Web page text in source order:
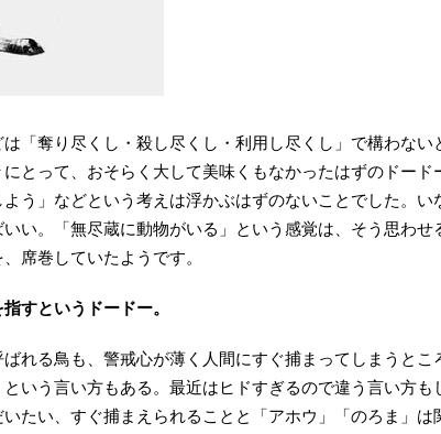
「奪り尽くし・殺し尽くし・利用し尽くし」で構わない
とって、おそらく大して美味くもなかったはずのドード
よう」などという考えは浮かぶはずのないことでした。い
い。「無尽蔵に動物がいる」という感覚は、そう思わせ
席巻していたようです。
すというドードー。
れる鳥も、警戒心が薄く人間にすぐ捕まってしまうとこ
いう言い方もある。最近はヒドすぎるので違う言い方も
いたい、すぐ捕まえられることと「アホウ」「のろま」は